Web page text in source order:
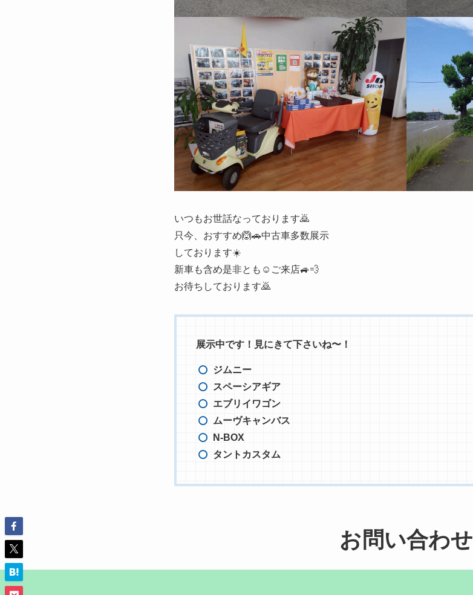
いつもお世話なっております🙇
只今、おすすめ🙆🚗中古車多数展示
しております☀️
新車も含め是非とも☺️ご来店🚙💨
お待ちしております🙇
展示中です！見にきて下さいね〜！
ジムニー
スペーシアギア
エブリイワゴン
ムーヴキャンバス
N-BOX
タントカスタム
お問い合わせ